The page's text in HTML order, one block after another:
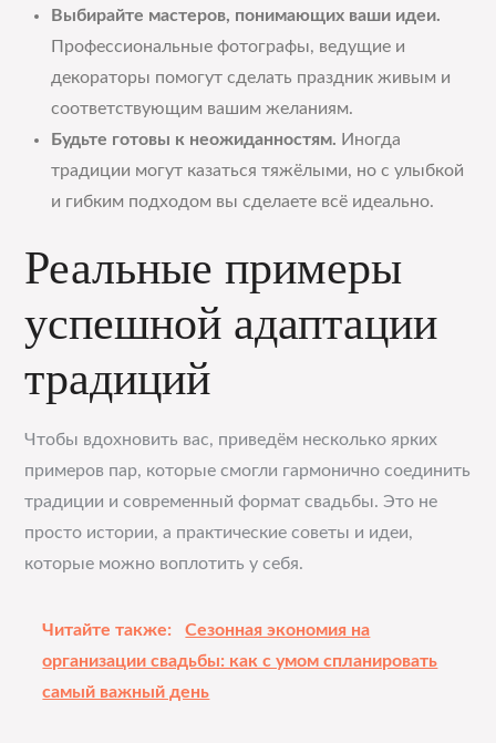
Выбирайте мастеров, понимающих ваши идеи.
Профессиональные фотографы, ведущие и
декораторы помогут сделать праздник живым и
соответствующим вашим желаниям.
Будьте готовы к неожиданностям. Иногда
традиции могут казаться тяжёлыми, но с улыбкой
и гибким подходом вы сделаете всё идеально.
Реальные примеры
успешной адаптации
традиций
Чтобы вдохновить вас, приведём несколько ярких
примеров пар, которые смогли гармонично соединить
традиции и современный формат свадьбы. Это не
просто истории, а практические советы и идеи,
которые можно воплотить у себя.
Читайте также:
Сезонная экономия на
организации свадьбы: как с умом спланировать
самый важный день